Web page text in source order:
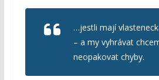
…jestli mají
– a my vyhrávat
neopakovat chyby.